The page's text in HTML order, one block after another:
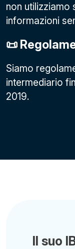
non utilizziamo
informazioni
📜
Siamo
intermediario
2019.
Il suo